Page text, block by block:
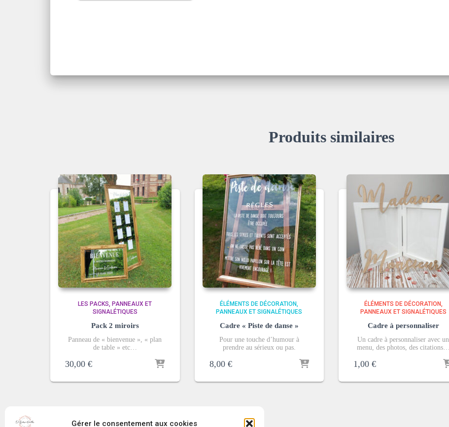
Gérer le consentement aux cookies
Produits similaires
LES PACKS PANNEAUX ET
SIGNALÉTIQUES
Pack 2 miroirs
Panneau de « bienvenue », « plan
de table » etc…
30,00 €
ÉLÉMENTS DE DÉCORATION
PANNEAUX ET SIGNALÉTIQUES
Cadre « Piste de danse »
Pour une touche d’humour à
prendre au sérieux ou pas.
8,00 €
ÉLÉMENTS DE DÉCORATION
PANNEAUX ET SIGNALÉTIQUES
Cadre à personnaliser
Un cadre à personnaliser avec un
menu, des photos, des citations…
1,00 €